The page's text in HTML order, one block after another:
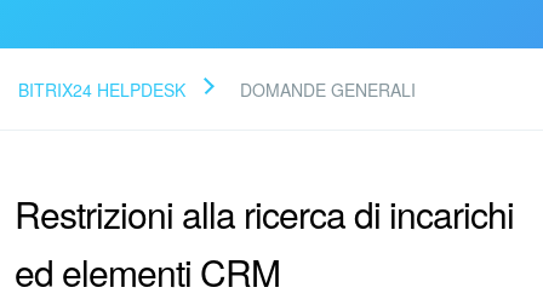
Novità
Supporto Bitrix24
BITRIX24 HELPDESK DOMANDE GENERALI
Restrizioni alla ricerca di incarichi
ed elementi CRM